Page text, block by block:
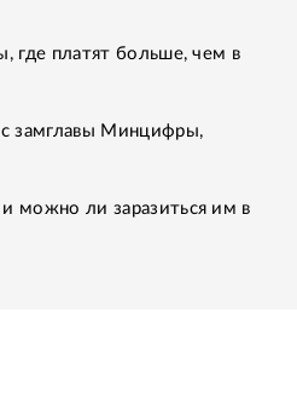
где платят больше, чем в
замглавы Минцифры,
можно ли заразиться им в